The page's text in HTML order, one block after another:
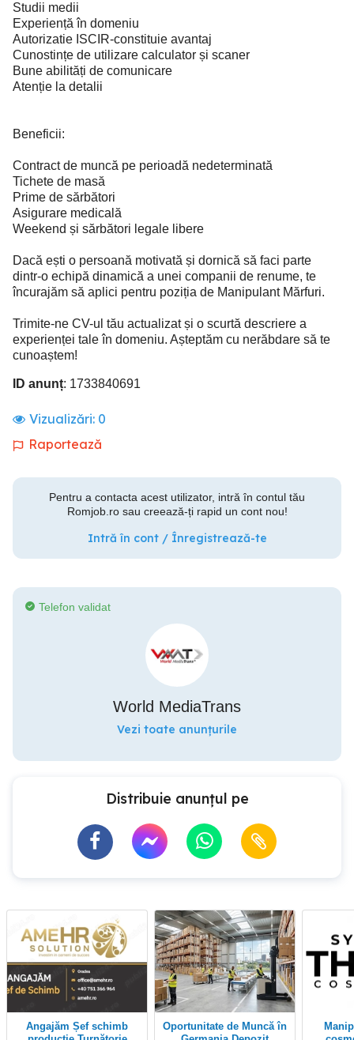
Studii medii
Experiență în domeniu
Autorizatie ISCIR-constituie avantaj
Cunostințe de utilizare calculator și scaner
Bune abilități de comunicare
Atenție la detalii
Beneficii:
Contract de muncă pe perioadă nedeterminată
Tichete de masă
Prime de sărbători
Asigurare medicală
Weekend și sărbători legale libere
Dacă ești o persoană motivată și dornică să faci parte
dintr-o echipă dinamică a unei companii de renume, te
încurajăm să aplici pentru poziția de Manipulant Mărfuri.
Trimite-ne CV-ul tău actualizat și o scurtă descriere a
experienței tale în domeniu. Așteptăm cu nerăbdare să te
cunoaștem!
ID anunț: 1733840691
Vizualizări: 0
Raportează
Pentru a contacta acest utilizator, intră în contul tău
Romjob.ro sau creează-ți rapid un cont nou!
Intră în cont / Înregistrează-te
Telefon validat
World MediaTrans
Vezi toate anunțurile
Distribuie anunțul pe
Angajăm Șef schimb
Oportunitate de Muncă în
Manipulant produse